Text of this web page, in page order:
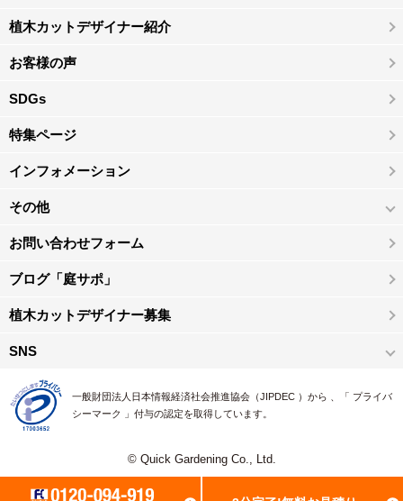
植木カットデザイナー紹介
お客様の声
SDGs
特集ページ
インフォメーション
その他
お問い合わせフォーム
ブログ「庭サポ」
植木カットデザイナー募集
SNS
一般財団法人日本情報経済社会推進協会（JIPDEC ）から 、「 プライバ
シーマーク 」付与の認定を取得しています。
© Quick Gardening Co., Ltd.